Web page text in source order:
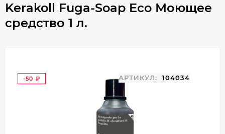
Kerakoll Fuga-Soap Eco Моющее
средство 1 л.
-50
АРТИКУЛ: 104034